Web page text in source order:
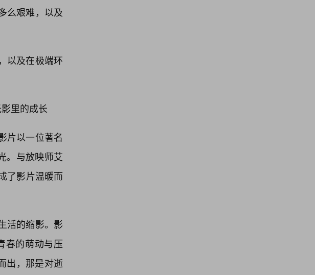
么艰难，以及
以及在极端环
里的成长
片以一位著名
。与放映师艾
了影片温暖而
活的缩影。影
春的萌动与压
出，那是对逝